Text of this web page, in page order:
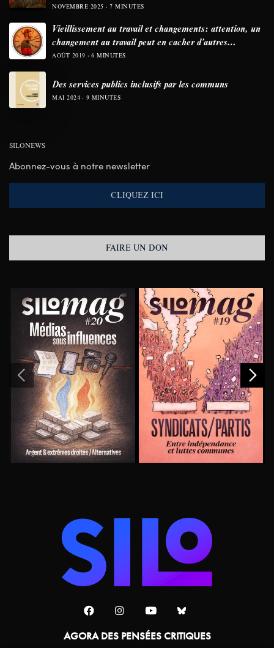
NOVEMBRE 2025 7 MINUTES
Vieillissement au travail et changements: attention, un
changement au travail peut en cacher d’autres…
AOÛT 2019 6 MINUTES
Des services publics inclusifs par les communs
MAI 2024 9 MINUTES
SILONEWS
Abonnez-vous à notre newsletter
CLIQUEZ ICI
FAIRE UN DON
AGORA DES PENSÉES CRITIQUES